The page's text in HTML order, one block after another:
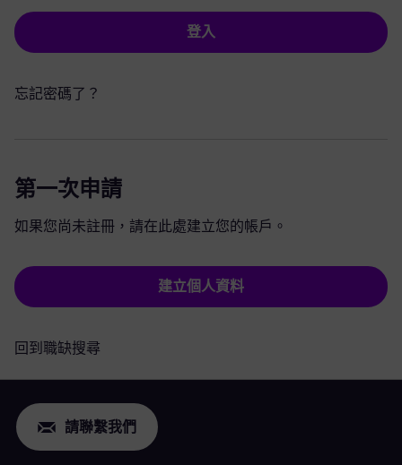
登入
忘記密碼了？
第一次申請
如果您尚未註冊，請在此處建立您的帳戶。
建立個人資料
回到職缺搜尋
請聯繫我們